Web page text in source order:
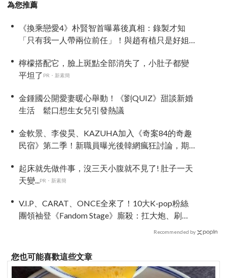
為您推薦
《換乘戀愛4》朴賢智首曝幕後真相：錄製才知
「只有我一人帶兩位前任」！與趙有植只是好姐
檸檬搭配它，臉上斑點全部消失了，小肚子都變
平坦了 PR・新素簡
金鍾國公開愛妻暖心舉動！《劉QUIZ》甜談新婚
生活 鬆口想生女兒引發熱議
金軟景、李俊昊、KAZUHA加入《奇案84的奇趣
民宿》第二季！新職員曝光後韓網瘋狂討論，期
起床就先做件事，沒三天小腹就不見了! 肚子一天
天變...PR・新素簡
V.I.P、CARAT、ONCE全來了！10大K-pop粉絲
團領袖登《Fandom Stage》廝殺：扛大炮、刷音
Recommended by
您也可能喜歡這些文章